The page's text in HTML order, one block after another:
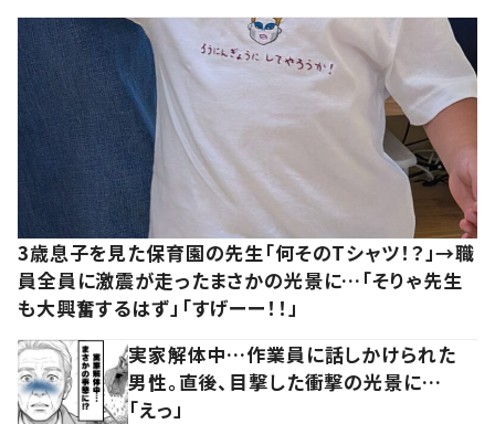
3歳息子を見た保育園の先生「何そのTシャツ！？」→職
員全員に激震が走ったまさかの光景に…「そりゃ先生
も大興奮するはず」「すげーー！！」
実家解体中…作業員に話しかけられた
男性。直後、目撃した衝撃の光景に…
「えっ」